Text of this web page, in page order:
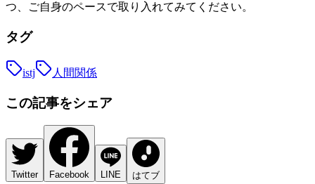
つ、ご自身のペースで取り入れてみてください。
タグ
istj 人間関係
この記事をシェア
Twitter Facebook LINE はてブ